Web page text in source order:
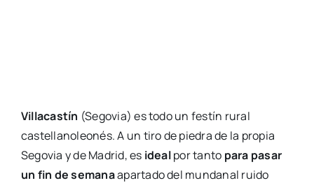
Villacastín (Segovia) es todo un festín rural
castellanoleonés. A un tiro de piedra de la propia
Segovia y de Madrid, es idealpor tanto para pasar
un fin de semanaapartado del mundanal ruido